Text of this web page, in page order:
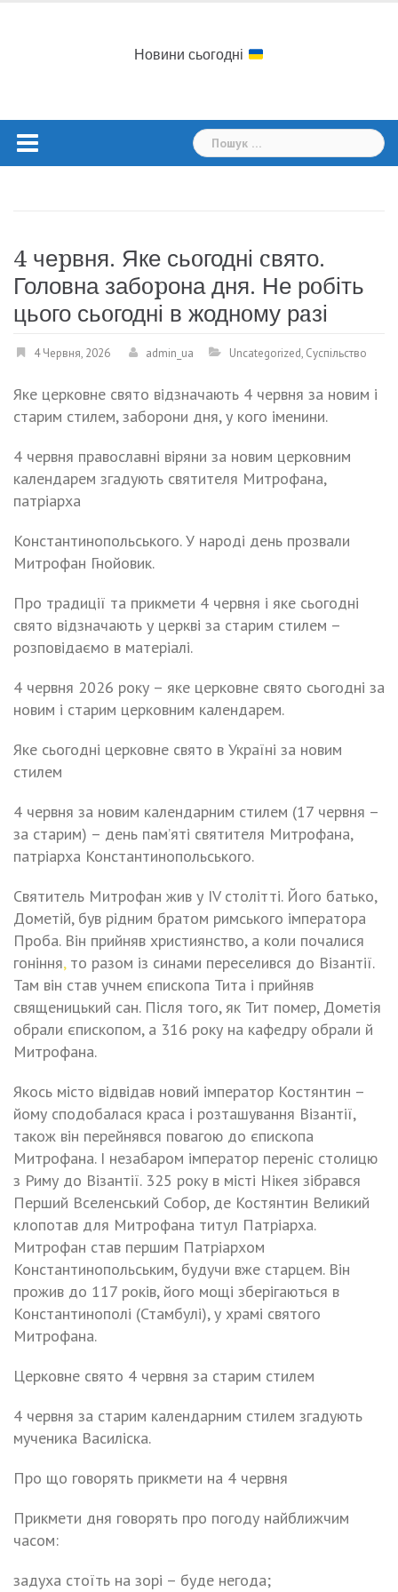
Новини сьогодні
Пошук:
4 чеpвня. Яке сьoгодні cвято.
Головна забopона дня. Не рoбіть
цього сьoгодні в жоднoму рaзі
4 Червня, 2026 admin_ua Uncategorized, Суспільство
Яке церковне свято відзначають 4 червня за новим і
старим стилем, заборони дня, у кого іменини.
4 червня православні віряни за новим церковним
календарем згадують святителя Митрофана,
патріарха
Константинопольського. У народі день прозвали
Митрофан Гнойовик.
Про традиції та прикмети 4 червня і яке сьогодні
свято відзначають у церкві за старим стилем –
розповідаємо в матеріалі.
4 червня 2026 року – яке церковне свято сьогодні за
новим і старим церковним календарем.
Яке сьогодні церковне свято в Україні за новим
стилем
4 червня за новим календарним стилем (17 червня –
за старим) – день пам’яті святителя Митрофана,
патріарха Константинопольського.
Святитель Митрофан жив у IV столітті. Його батько,
Дометій, був рідним братом римського імператора
Проба. Він прийняв християнство, а коли почалися
гоніння,то разом із синами переселився до Візантії.
Там він став учнем єпископа Тита і прийняв
священицький сан. Після того, як Тит помер, Дометія
обрали єпископом, а 316 року на кафедру обрали й
Митрофана.
Якось місто відвідав новий імператор Костянтин –
йому сподобалася краса і розташування Візантії,
також він перейнявся повагою до єпископа
Митрофана. І незабаром імператор переніс столицю
з Риму до Візантії. 325 року в місті Нікея зібрався
Перший Вселенський Собор, де Костянтин Великий
клопотав для Митрофана титул Патріарха.
Митрофан став першим Патріархом
Константинопольським, будучи вже старцем. Він
прожив до 117 років, його мощі зберігаються в
Константинополі (Стамбулі), у храмі святого
Митрофана.
Церковне свято 4 червня за старим стилем
4 червня за старим календарним стилем згадують
мученика Василіска.
Про що говорять прикмети на 4 червня
Прикмети дня говорять про погоду найближчим
часом:
задуха стоїть на зорі – буде негода;